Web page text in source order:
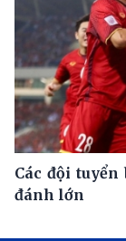
Các đội
đánh lớn